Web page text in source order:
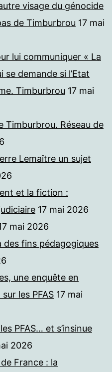
visage du génocide
de Timburbrou 17 mai
lui communiquer « La
demande si l’Etat
Timburbrou 17 mai
Timburbrou. Réseau de
Lemaître un sujet
et la fiction :
17 mai 2026
mai 2026
des fins pédagogiques
une enquête en
les PFAS 17 mai
PFAS… et s’insinue
2026
France : la